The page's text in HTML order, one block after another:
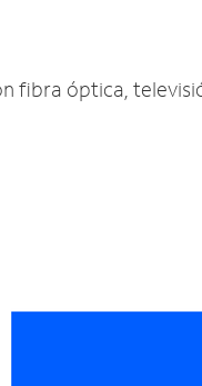
fibra óptica,